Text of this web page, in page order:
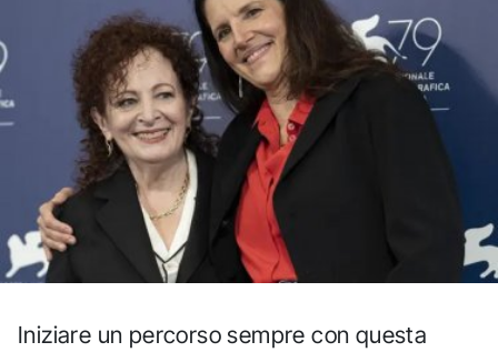
Iniziare un percorso sempre con questa